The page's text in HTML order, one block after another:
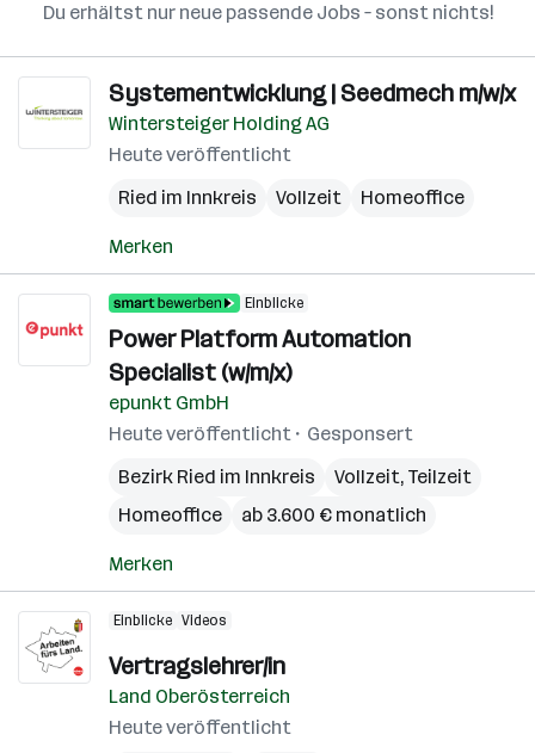
Du erhältst nur neue passende Jobs – sonst nichts!
Systementwicklung | Seedmech m/w/x
Wintersteiger Holding AG
Heute veröffentlicht
Ried im Innkreis
Vollzeit Homeoffice
Merken
Einblicke
Power Platform Automation
Specialist (w/m/x)
epunkt GmbH
Heute veröffentlicht
Gesponsert
Bezirk Ried im Innkreis
Vollzeit, Teilzeit
Homeoffice
ab 3.600 € monatlich
Merken
Einblicke Videos
Vertragslehrer/in
Land Oberösterreich
Heute veröffentlicht